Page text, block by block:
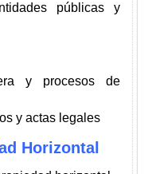
públicas y
y procesos de
y actas legales
Horizontal